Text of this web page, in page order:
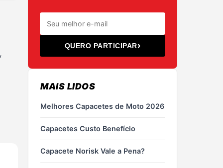
QUERO PARTICIPAR›
MAIS LIDOS
Melhores Capacetes de Moto 2026
Capacetes Custo Benefício
Capacete Norisk Vale a Pena?